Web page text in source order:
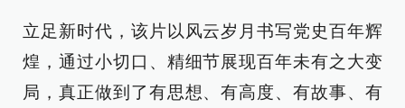
立足新时代，该片以风云岁月书写党史百年辉
煌，通过小切口、精细节展现百年未有之大变
局，真正做到了有思想、有高度、有故事、有